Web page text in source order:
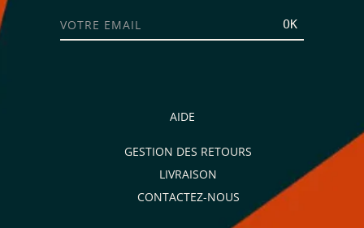
OK
AIDE
GESTION DES RETOURS
LIVRAISON
CONTACTEZ-NOUS